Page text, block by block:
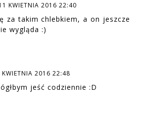
KWIETNIA 2016 22:40
za takim chlebkiem, a on jeszcze
wygląda :)
KWIETNIA 2016 22:48
jeść codziennie :D